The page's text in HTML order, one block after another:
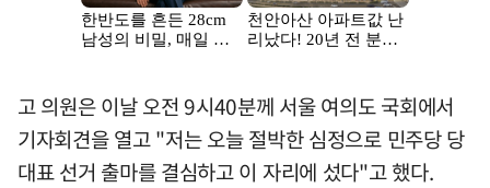
고 의원은 이날 오전 9시40분께 서울 여의도 국회에서
기자회견을 열고 "저는 오늘 절박한 심정으로 민주당 당
대표 선거 출마를 결심하고 이 자리에 섰다"고 했다.